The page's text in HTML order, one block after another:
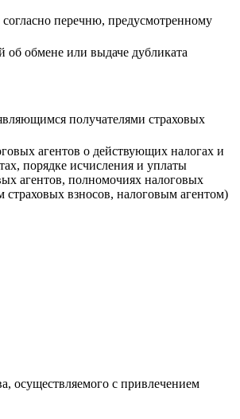
перечню, предусмотренному
об обмене или выдаче дубликата
получателями страховых
агентов о действующих налогах и
порядке исчисления и уплаты
агентов, полномочиях налоговых
взносов, налоговым агентом)
осуществляемого с привлечением